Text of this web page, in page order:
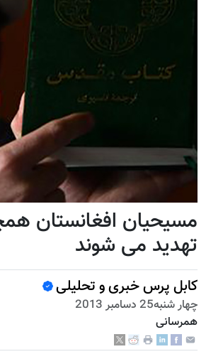
مسیحیان افغانستان
تهدید می شوند
کابل پرس خبری و تحلیلی
چهار شنبه25 دسامبر 2013
همرسانی